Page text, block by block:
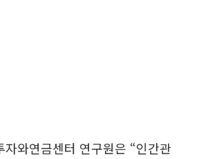
자와연금센터 연구원은 “인간관